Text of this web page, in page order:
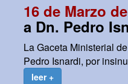
16 de Marzo
a Dn. Pedro
La Gaceta Ministerial
Pedro Isnardi, por
leer +